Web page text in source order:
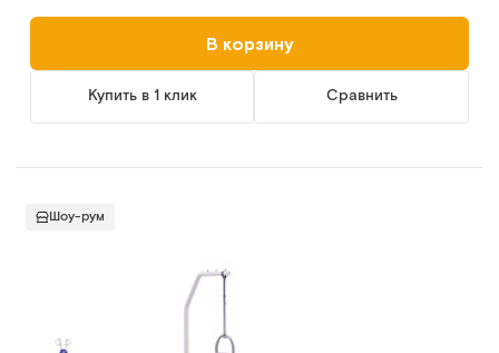
В корзину
Купить в 1 клик Сравнить
Шоу-рум